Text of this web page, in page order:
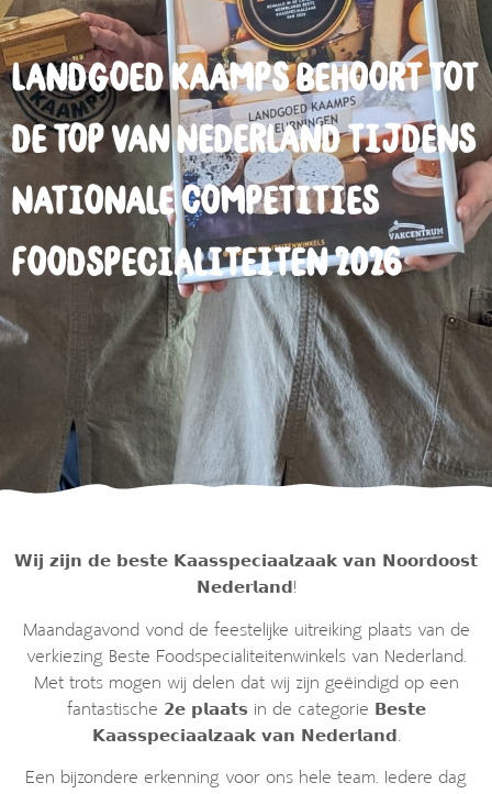
Landgoed Kaamps behoort tot
de top van Nederland tijdens
Nationale Competities
Foodspecialiteiten 2026
𝗪𝗶𝗷 𝘇𝗶𝗷𝗻 𝗱𝗲 𝗯𝗲𝘀𝘁𝗲 𝗞𝗮𝗮𝘀𝘀𝗽𝗲𝗰𝗶𝗮𝗮𝗹𝘇𝗮𝗮𝗸 𝘃𝗮𝗻 𝗡𝗼𝗼𝗿𝗱𝗼𝗼𝘀𝘁
𝗡𝗲𝗱𝗲𝗿𝗹𝗮𝗻𝗱!
Maandagavond vond de feestelijke uitreiking plaats van de
verkiezing Beste Foodspecialiteitenwinkels van Nederland.
Met trots mogen wij delen dat wij zijn geëindigd op een
fantastische 𝟮𝗲 𝗽𝗹𝗮𝗮𝘁𝘀 in de categorie 𝗕𝗲𝘀𝘁𝗲
𝗞𝗮𝗮𝘀𝘀𝗽𝗲𝗰𝗶𝗮𝗮𝗹𝘇𝗮𝗮𝗸 𝘃𝗮𝗻 𝗡𝗲𝗱𝗲𝗿𝗹𝗮𝗻𝗱.
Een bijzondere erkenning voor ons hele team. Iedere dag